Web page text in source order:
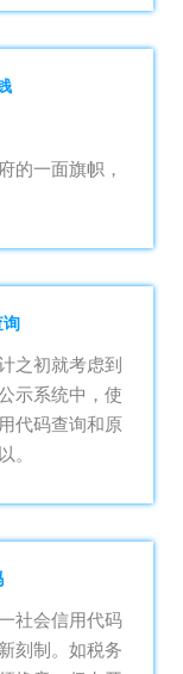
的一面旗帜，
之初就考虑到
示系统中，使
代码查询和原
。
社会信用代码
刻制。如税务